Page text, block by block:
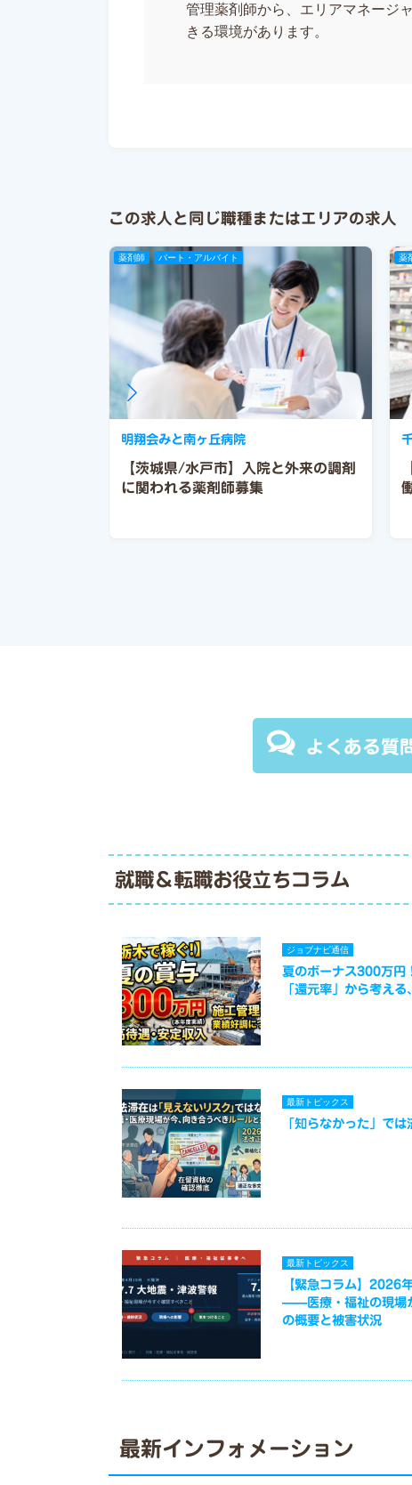
管理薬剤師から、エリアマネージ
きる環境があります。
この求人と同じ職種またはエリアの求人
薬剤師 パート・アルバイト
【茨城県/水戸市】入院と外来の調剤
に関われる薬剤師募集
明翔会みと南ヶ丘病院
薬
よくある質
就職＆転職お役立ちコラム
ジョブナビ通信
夏のボーナス300万円
「還元率」から考え
最新トピックス
「知らなかった」で
最新トピックス
【緊急コラム】2026
——医療・福祉の現場
の概要と被害状況
最新インフォメーション